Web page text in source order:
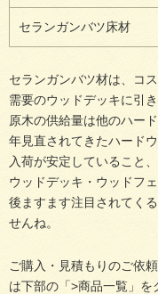
セランガンバツ床材
セランガンバツ材は、コ
需要のウッドデッキに引
原木の供給量は他のハー
年見直されてきたハード
入荷が安定していること
ウッドデッキ・ウッドフ
後ますます注目されてく
せんね。
ご購入・見積もりのご依
は下部の「>商品一覧」を